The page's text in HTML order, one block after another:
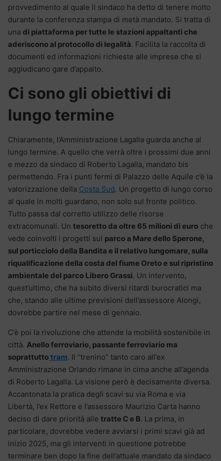
provvedimento al quale il sindaco ha detto di tenere molto
durante la conferenza stampa di metà mandato. Si tratta di
una di piattaforma per tutte le stazioni appaltanti che
aderiscono al protocollo di legalità. Facilita la raccolta di
documenti ed informazioni richieste alle imprese che si
aggiudicano gare d’appalto.
Ci sono gli obiettivi di
lungo termine
Chiaramente, l’Amministrazione Lagalla guarda anche al
lungo termine. A quello che verrà oltre i prossimi due anni
e mezzo da sindaco di Roberto Lagalla, mandato bis
permettendo. Fra i punti fermi di Palazzo delle Aquile c’è la
valorizzazione della Costa Sud. Un progetto di lungo corso
al quale in molti guardano, non solo sul fronte politico.
Tutto passa dal corretto utilizzo delle risorse
extracomunali. Un tesoretto da oltre 65 milioni di euro che
vede coinvolti i progetti sul parco a Mare dello Sperone,
sul porticciolo della Bandita e il relativo lungomare, sulla
riqualificazione della costa del fiume Oreto e sul ripristino
ambientale del parco Libero Grassi. Un intervento,
quest’ultimo, che ha subito diversi ritardi burocratici ma
che, stando alle ultime previsioni dell’assessore Alongi,
dovrebbe partire nel mese di gennaio.
C’è poi la rivoluzione che attende la mobilità sostenibile in
città. Anello ferroviario, passante ferroviario ma
soprattuttotram. Il “trenino” tanto caro all’ex
Amministrazione Orlando rimane in cima anche all’agenda
di Roberto Lagalla. La visione però è decisamente diversa.
Accantonata la pratica degli scavi su via Roma e via
Libertà, l’ex Rettore e l’assessore Maurizio Carta hanno
deciso di dare priorità alle tratte C e B. La prima, in
particolare, dovrebbe vedere avviarsi i primi scavi già ad
inizio 2025, ma gli interventi in questione potrebbe
terminare ben dopo la fine dell’attuale mandato da sindaco